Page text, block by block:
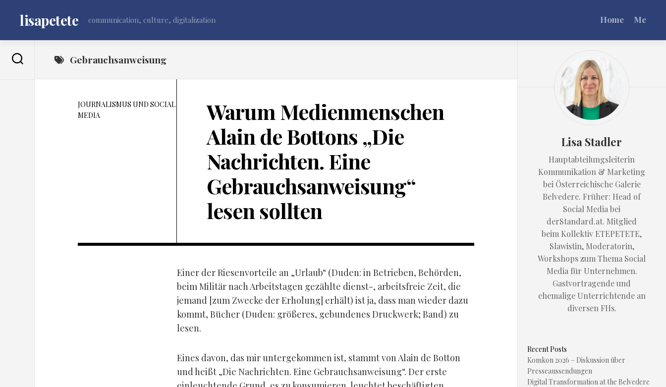
contentlisapetete communication, culture, digitalization Home Me
Gebrauchsanweisung
JOURNALISMUS UND SOCIAL
MEDIA
Warum Medienmenschen
Alain de Bottons „Die
Nachrichten. Eine
Gebrauchsanweisung“
lesen sollten
Einer der Riesenvorteile an „Urlaub“ (Duden: in Betrieben, Behörden,
beim Militär nach Arbeitstagen gezählte dienst-, arbeitsfreie Zeit, die
jemand [zum Zwecke der Erholung] erhält) ist ja, dass man wieder dazu
kommt, Bücher (Duden: größeres, gebundenes Druckwerk; Band) zu
lesen.
Eines davon, das mir untergekommen ist, stammt von Alain de Botton
und heißt „Die Nachrichten. Eine Gebrauchsanweisung“. Der erste
Lisa Stadler
Hauptabteilungsleiterin
Kommunikation & Marketing
bei Österreichische Galerie
Belvedere. Früher: Head of
Social Media bei
derStandard.at. Mitglied
beim Kollektiv ETEPETETE,
Slawistin, Moderatorin,
Workshops zum Thema Social
Media für Unternehmen.
Gastvortragende und
ehemalige Unterrichtende an
diversen FHs.
Recent Posts
Komkon 2026 – Diskussion über
Presseaussendungen
Digital Transformation at the Belvedere